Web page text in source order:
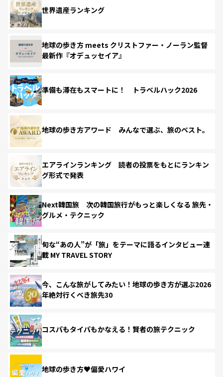
世界遺産ランキング
地球の歩き方 meets クリストファー・ノーラン監督
最新作『オデュッセイア』
準備も滞在もスマートに！ トラベルハック2026
地球の歩き方アワード みんなで選ぶ、旅のベスト。
エアラインランキング 読者の投票をもとにランキン
グ形式で発表
Next韓国旅 次の韓国旅行がもっと楽しくなる 旅先・
グルメ・テクニック
旬な“あの人”が「旅」をテーマに語るインタビュー連
載 MY TRAVEL STORY
今、こんな旅がしてみたい！地球の歩き方が選ぶ2026
年絶対行くべき旅先30
コスパもタイパもかなえる！賢者の旅テクニック
地球の歩き方♥偏愛ハワイ